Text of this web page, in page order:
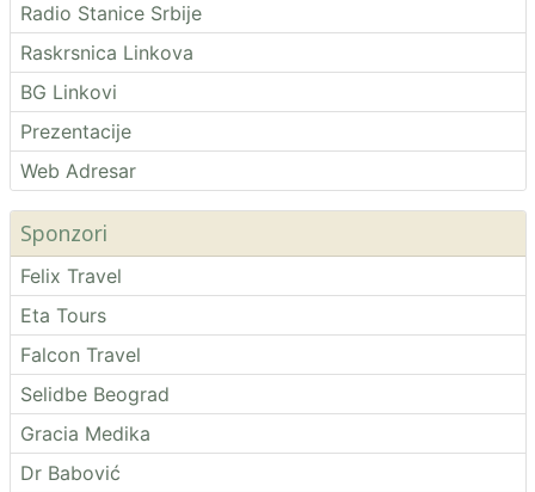
Radio Stanice Srbije
Raskrsnica Linkova
BG Linkovi
Prezentacije
Web Adresar
Sponzori
Felix Travel
Eta Tours
Falcon Travel
Selidbe Beograd
Gracia Medika
Dr Babović